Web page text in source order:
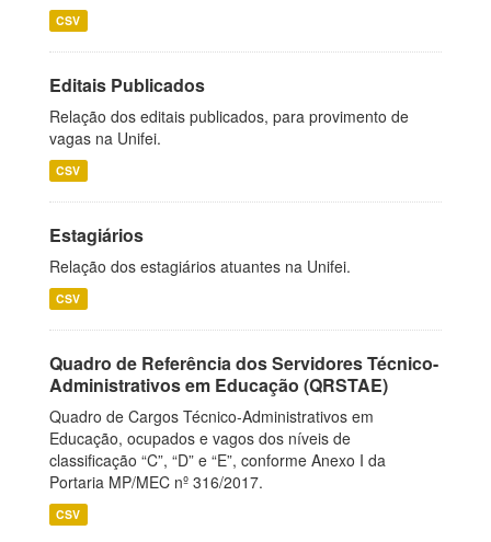
CSV
Editais Publicados
Relação dos editais publicados, para provimento de
vagas na Unifei.
CSV
Estagiários
Relação dos estagiários atuantes na Unifei.
CSV
Quadro de Referência dos Servidores Técnico-
Administrativos em Educação (QRSTAE)
Quadro de Cargos Técnico-Administrativos em
Educação, ocupados e vagos dos níveis de
classificação “C”, “D” e “E”, conforme Anexo I da
Portaria MP/MEC nº 316/2017.
CSV